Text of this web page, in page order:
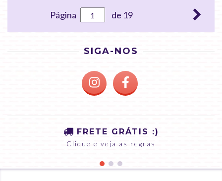
Página de 19
SIGA-NOS
FRETE GRÁTIS :)
Clique e veja as regras